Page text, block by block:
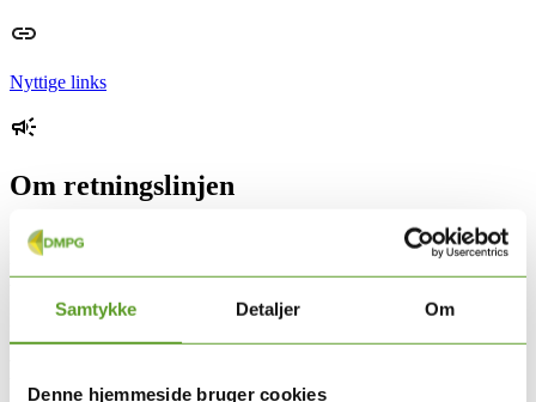
Samtykke Detaljer Om
Denne hjemmeside bruger cookies
Nyttige links
Om retningslinjen
Retningslinjen om udredning af autisme hos børn, unge og voksne.
Retningslinjen går på tværs af DMPG Skizofreni og DMPG
ADHD.
Retningslinjen er under udarbejdelse.